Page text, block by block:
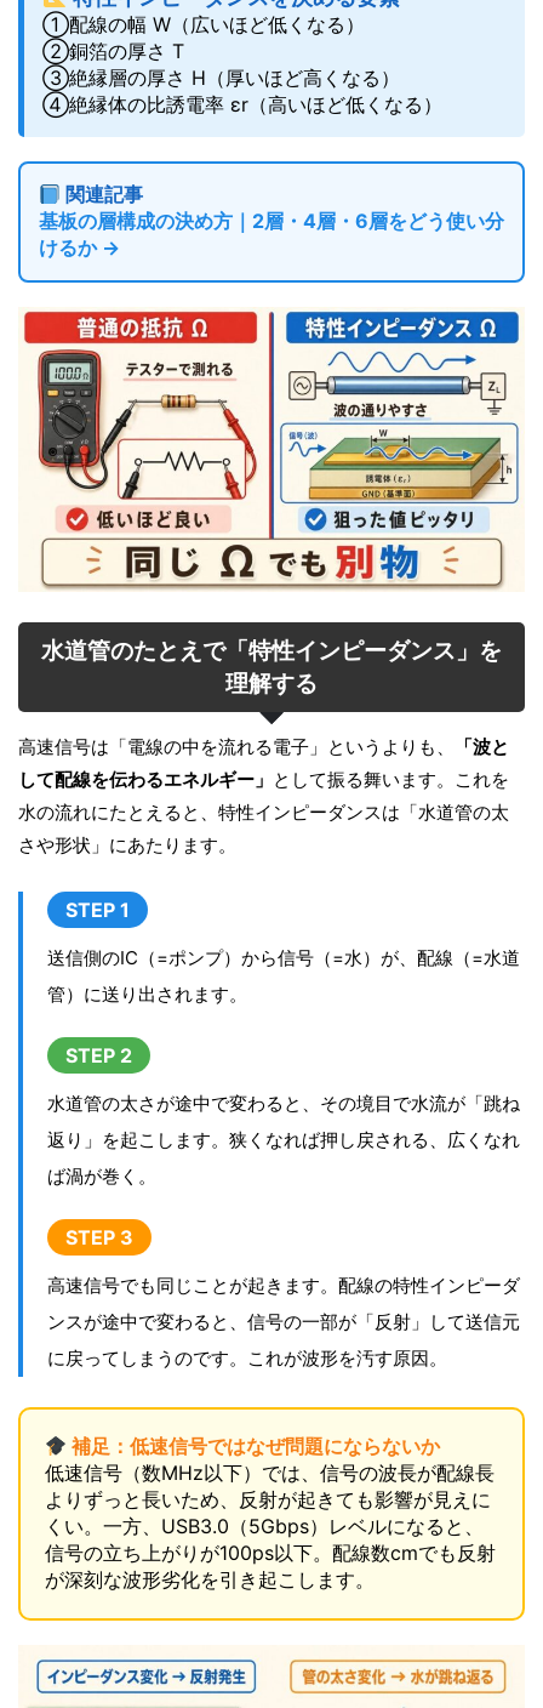
①配線の幅 W（広いほど低くなる）
②銅箔の厚さ T
③絶縁層の厚さ H（厚いほど高くなる）
④絶縁体の比誘電率 εr（高いほど低くなる）
関連記事
基板の層構成の決め方｜2層・4層・6層をどう使い分
けるか →
水道管のたとえで「特性インピーダンス」を
理解する
高速信号は「電線の中を流れる電子」というよりも、
「波と
して配線を伝わるエネルギー」 として振る舞います。これを
水の流れにたとえると、特性インピーダンスは「水道管の太
さや形状」にあたります。
STEP 1
送信側のIC（=ポンプ）から信号（=水）が、配線（=水道
管）に送り出されます。
STEP 2
水道管の太さが途中で変わると、その境目で水流が「跳ね
返り」を起こします。狭くなれば押し戻される、広くなれ
ば渦が巻く。
STEP 3
高速信号でも同じことが起きます。配線の特性インピーダ
ンスが途中で変わると、信号の一部が「反射」して送信元
に戻ってしまうのです。これが波形を汚す原因。
補足：低速信号ではなぜ問題にならないか
低速信号（数MHz以下）では、信号の波長が配線長
よりずっと長いため、反射が起きても影響が見えに
くい。一方、USB3.0（5Gbps）レベルになると、
信号の立ち上がりが100ps以下。配線数cmでも反射
が深刻な波形劣化を引き起こします。